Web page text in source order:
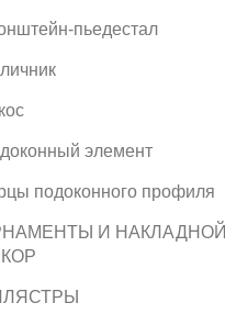
пьедестал
элемент
подоконного профиля
И НАКЛАДНОЙ